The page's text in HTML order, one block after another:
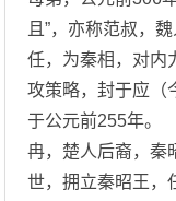
且”，亦称范叔，
任，为秦相，对内
攻策略，封于应（
于公元前255年。
冉，楚人后裔，秦
世，拥立秦昭王，